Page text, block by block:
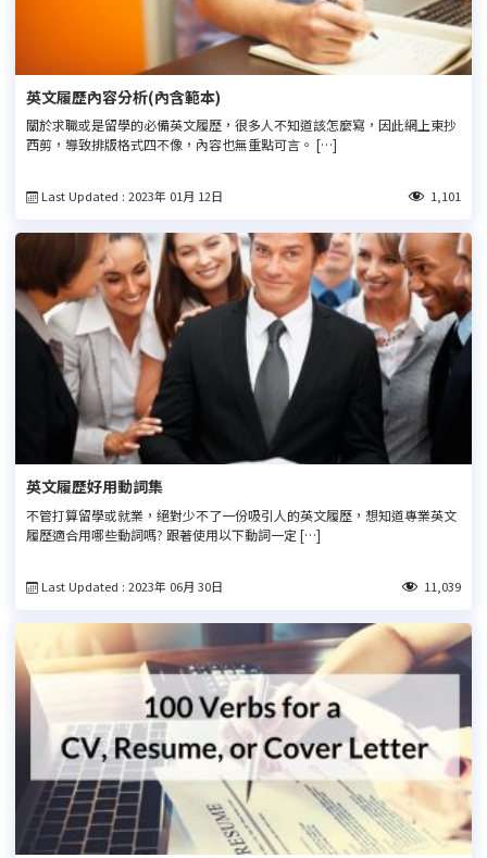
英文履歷內容分析(內含範本)
關於求職或是留學的必備英文履歷，很多人不知道該怎麼寫，因此網上東抄
西剪，導致排版格式四不像，內容也無重點可言。 […]
Last Updated : 2023年 01月 12日 1,101
英文履歷好用動詞集
不管打算留學或就業，絕對少不了一份吸引人的英文履歷，想知道專業英文
履歷適合用哪些動詞嗎? 跟著使用以下動詞一定 […]
Last Updated : 2023年 06月 30日 11,039